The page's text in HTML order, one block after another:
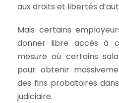
aux droits et libertés
Mais certains
donner libre accès à
mesure où certains
pour obtenir
des fins probatoires
judiciaire.